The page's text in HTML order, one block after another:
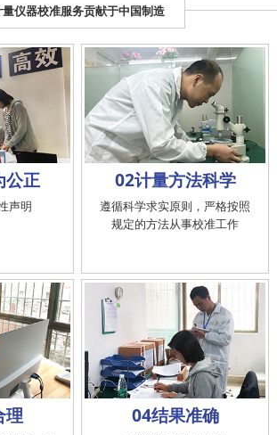
量仪器校准服务贡献于中国制造
公正
声明
02计量方法科学
遵循科学求实原则，严格按照
规定的方法从事校准工作
理 04结果准确